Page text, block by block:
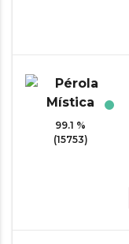
99.1 %
(15753)